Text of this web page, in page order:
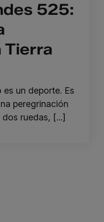
525:
Tierra
es un deporte. Es
peregrinación
ruedas, [...]